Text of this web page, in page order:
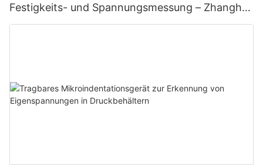
Festigkeits- und Spannungsmessung – Zhanghua
Dryer